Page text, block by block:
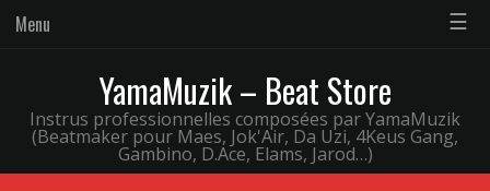
Menu ☰
YamaMuzik – Beat Store
Instrus professionnelles composées par YamaMuzik
(Beatmaker pour Maes, Jok'Air, Da Uzi, 4Keus Gang,
Gambino, D.Ace, Elams, Jarod…)